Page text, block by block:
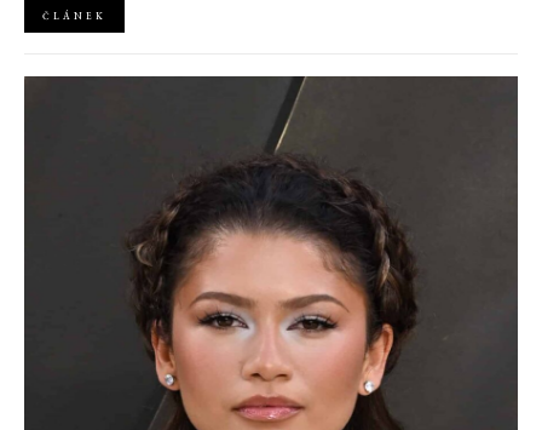
naznačují, že nejhorší období by mohlo být za ní.
ČLÁNEK